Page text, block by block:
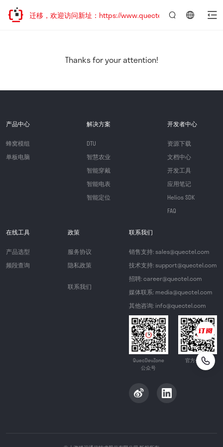
地址已迁移，欢迎访问新址：https://www.quectel.com.cn
Thanks for your attention!
产品中心
蜂窝模组
单板电脑
解决方案
DTU
智慧农业
智能穿戴
智能电表
智能定位
开发者中心
资源下载
文档中心
开发工具
应用笔记
Helios SDK
FAQ
在线工具
产品选型
频段查询
政策
服务协议
隐私政策
联系我们
联系我们
销售支持: sales@quectel.com
技术支持: support@quectel.com
招聘: career@quectel.com
媒体联系: media@quectel.com
其他咨询: info@quectel.com
QuecDevZone
公众号
官方公众号